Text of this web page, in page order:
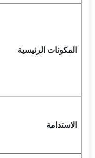
المكونات الرئيسية
الاستدامة